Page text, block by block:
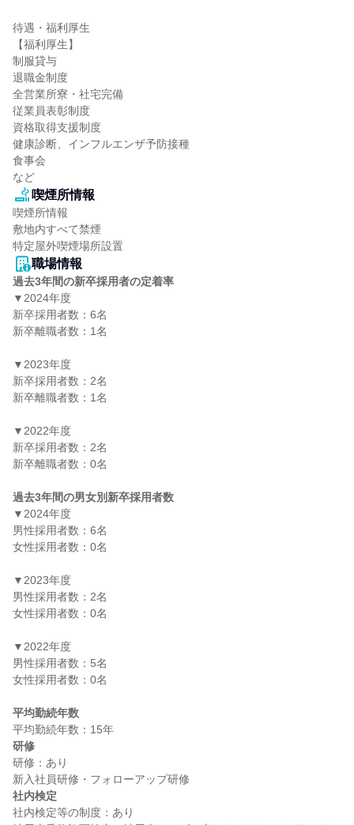
待遇・福利厚生
【福利厚生】
制服貸与
退職金制度
全営業所寮・社宅完備
従業員表彰制度
資格取得支援制度
健康診断、インフルエンザ予防接種
食事会
など
喫煙所情報
喫煙所情報
敷地内すべて禁煙
特定屋外喫煙場所設置
職場情報
過去3年間の新卒採用者の定着率
▼2024年度
新卒採用者数：6名
新卒離職者数：1名
▼2023年度
新卒採用者数：2名
新卒離職者数：1名
▼2022年度
新卒採用者数：2名
新卒離職者数：0名
過去3年間の男女別新卒採用者数
▼2024年度
男性採用者数：6名
女性採用者数：0名
▼2023年度
男性採用者数：2名
女性採用者数：0名
▼2022年度
男性採用者数：5名
女性採用者数：0名
平均勤続年数
研修
研修：あり
社内検定
社内検定等の制度：あり